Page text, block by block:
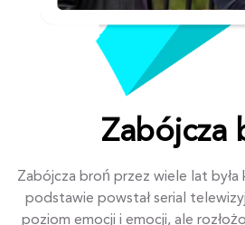
Zabójcza
Zabójcza broń przez wiele lat była
podstawie powstał serial
poziom emocji i emocji, ale